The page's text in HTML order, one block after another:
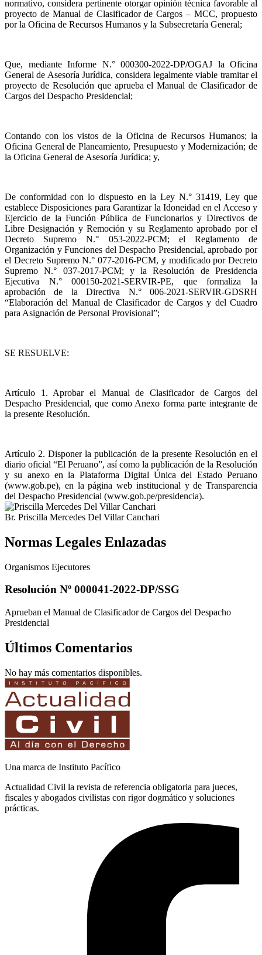
normativo, considera pertinente otorgar opinión técnica favorable al
proyecto de Manual de Clasificador de Cargos – MCC, propuesto
por la Oficina de Recursos Humanos y la Subsecretaría General;
Que, mediante Informe N.° 000300-2022-DP/OGAJ la Oficina
General de Asesoría Jurídica, considera legalmente viable tramitar el
proyecto de Resolución que aprueba el Manual de Clasificador de
Cargos del Despacho Presidencial;
Contando con los vistos de la Oficina de Recursos Humanos; la
Oficina General de Planeamiento, Presupuesto y Modernización; de
la Oficina General de Asesoría Jurídica; y,
De conformidad con lo dispuesto en la Ley N.° 31419, Ley que
establece Disposiciones para Garantizar la Idoneidad en el Acceso y
Ejercicio de la Función Pública de Funcionarios y Directivos de
Libre Designación y Remoción y su Reglamento aprobado por el
Decreto Supremo N.° 053-2022-PCM; el Reglamento de
Organización y Funciones del Despacho Presidencial, aprobado por
el Decreto Supremo N.° 077-2016-PCM, y modificado por Decreto
Supremo N.° 037-2017-PCM; y la Resolución de Presidencia
Ejecutiva N.° 000150-2021-SERVIR-PE, que formaliza la
aprobación de la Directiva N.° 006-2021-SERVIR-GDSRH
“Elaboración del Manual de Clasificador de Cargos y del Cuadro
para Asignación de Personal Provisional”;
SE RESUELVE:
Artículo 1. Aprobar el Manual de Clasificador de Cargos del
Despacho Presidencial, que como Anexo forma parte integrante de
la presente Resolución.
Artículo 2. Disponer la publicación de la presente Resolución en el
diario oficial “El Peruano”, así como la publicación de la Resolución
y su anexo en la Plataforma Digital Única del Estado Peruano
(www.gob.pe), en la página web institucional y de Transparencia
del Despacho Presidencial (www.gob.pe/presidencia).
Br. Priscilla Mercedes Del Villar Canchari
Normas Legales Enlazadas
Organismos Ejecutores
Resolución Nº 000041-2022-DP/SSG
Aprueban el Manual de Clasificador de Cargos del Despacho
Presidencial
Últimos Comentarios
No hay más comentarios disponibles.
Una marca de Instituto Pacífico
Actualidad Civil la revista de referencia obligatoria para jueces,
fiscales y abogados civilistas con rigor dogmático y soluciones
prácticas.